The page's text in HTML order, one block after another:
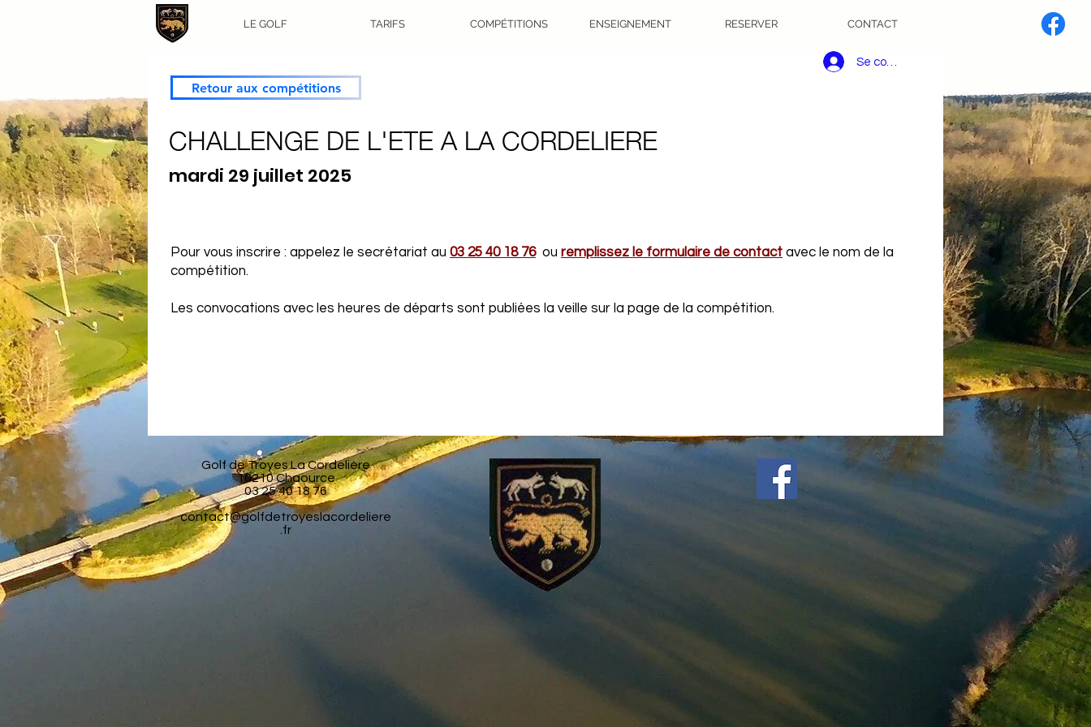
LE GOLF TARIFS COMPÉTITIONS ENSEIGNEMENT RESERVER CONTACT
Se connecter
Retour aux compétitions
CHALLENGE DE L'ETE A LA CORDELIERE
mardi 29 juillet 2025
Pour vous inscrire : appelez le secrétariat au 03 25 40 18 76ou remplissez le formulaire de contact avec le nom de la
compétition.
Les convocations avec les heures de départs sont publiées la veille sur la page de la compétition.
Golf de Troyes La Cordelière
10210 Chaource
03 25 40 18 76
contact@golfdetroyeslacordeliere
.fr